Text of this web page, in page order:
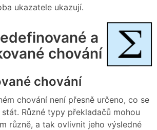
ukazatele ukazují.
a
chování
chování
chování není přesně určeno, co se
Různé typy překladačů mohou
různě, a tak ovlivnit jeho výsledné